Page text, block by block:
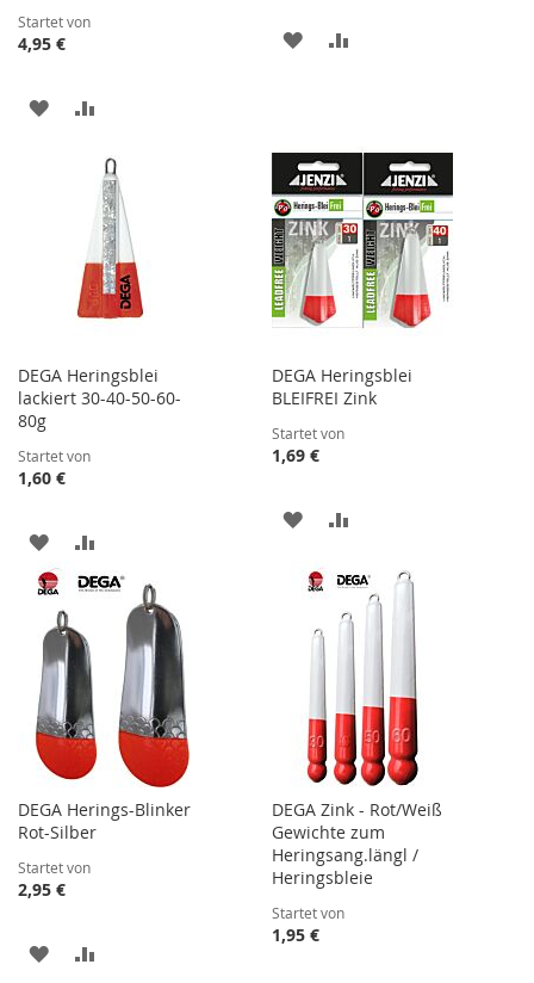
Startet von
4,95 €
ZUR
HINZUFÜGEN
HINZUFÜGEN
ZUR
DEGA Heringsblei
lackiert 30-40-50-60-
80g
Startet von
1,60 €
ZUR
WUNSCHLISTE
HINZUFÜGEN
VERGLEICHSLISTE
HINZUFÜGEN
DEGA Heringsblei
BLEIFREI Zink
Startet von
1,69 €
ZUR
HINZUFÜGEN
HINZUFÜGEN
DEGA Herings-Blinker
Rot-Silber
Startet von
2,95 €
ZUR
DEGA Zink - Rot/Weiß
Gewichte zum
Heringsang.längl /
Heringsbleie
Startet von
1,95 €